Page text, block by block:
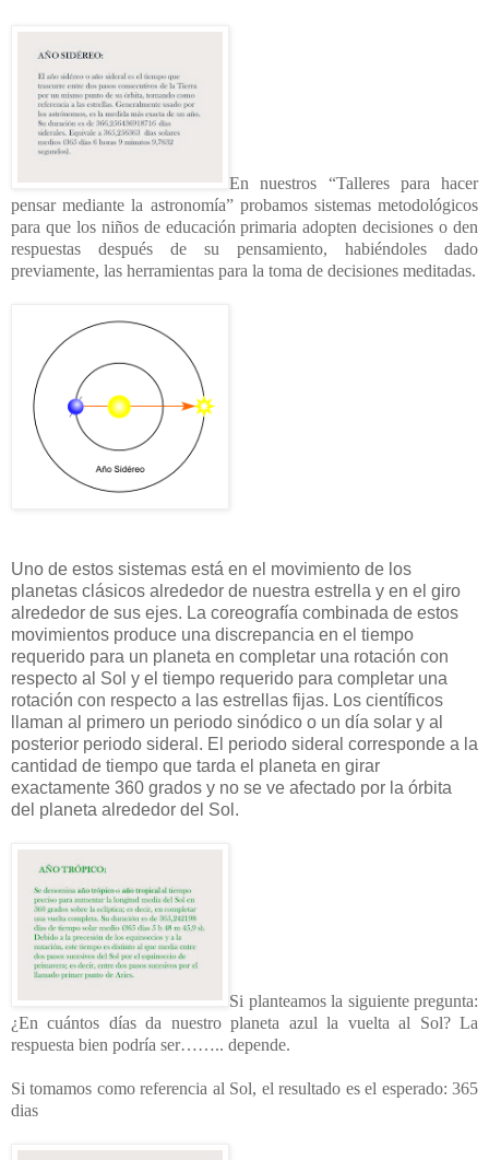
En nuestros “Talleres para hacer
pensar mediante la astronomía” probamos sistemas metodológicos
para que los niños de educación primaria adopten decisiones o den
respuestas después de su pensamiento, habiéndoles dado
previamente, las herramientas para la toma de decisiones meditadas.
Uno de estos sistemas está en el movimiento de los
planetas clásicos alrededor de nuestra estrella y en el giro
alrededor de sus ejes. La coreografía combinada de estos
movimientos produce una discrepancia en el tiempo
requerido para un planeta en completar una rotación con
respecto al Sol y el tiempo requerido para completar una
rotación con respecto a las estrellas fijas. Los científicos
llaman al primero un periodo sinódico o un día solar y al
posterior periodo sideral. El periodo sideral corresponde a la
cantidad de tiempo que tarda el planeta en girar
exactamente 360 grados y no se ve afectado por la órbita
del planeta alrededor del Sol.
Si planteamos la siguiente pregunta:
¿En cuántos días da nuestro planeta azul la vuelta al Sol? La
respuesta bien podría ser…….. depende.
Si tomamos como referencia al Sol, el resultado es el esperado: 365
dias